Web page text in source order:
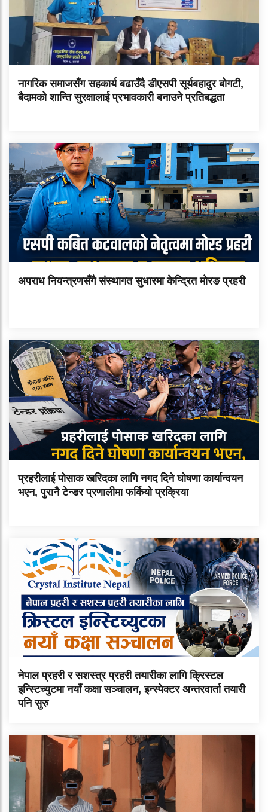
नागरिक समाजसँग सहकार्य बढाउँदै डीएसपी सूर्यबहादुर बोगटी,
बैदामको शान्ति सुरक्षालाई प्रभावकारी बनाउने प्रतिबद्धता
अपराध नियन्त्रणसँगै संस्थागत सुधारमा केन्द्रित मोरङ प्रहरी
प्रहरीलाई पोसाक खरिदका लागि नगद दिने घोषणा कार्यान्वयन
भएन, पुरानै टेन्डर प्रणालीमा फर्कियो प्रक्रिया
नेपाल प्रहरी र सशस्त्र प्रहरी तयारीका लागि क्रिस्टल
इन्स्टिच्युटमा नयाँ कक्षा सञ्चालन, इन्स्पेक्टर अन्तरवार्ता तयारी
पनि सुरु